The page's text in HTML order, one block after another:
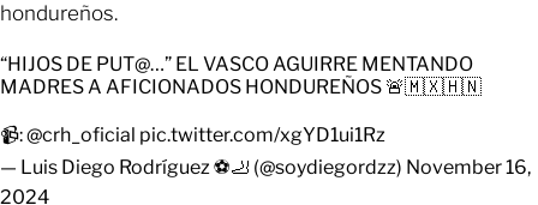
hondureños.
“HIJOS DE PUT@…” EL VASCO AGUIRRE MENTANDO
MADRES A AFICIONADOS HONDUREÑOS 🚨🇲🇽🇭🇳
📹:@crh_oficial pic.twitter.com/xgYD1ui1Rz
— Luis Diego Rodríguez ⚽️🦶 (@soydiegordzz) November 16,
2024